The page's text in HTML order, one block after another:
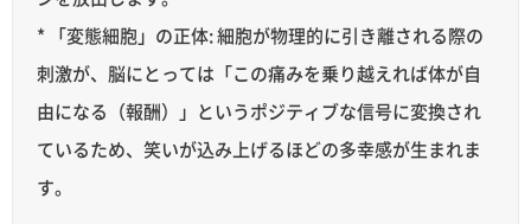
* 「変態細胞」の正体: 細胞が物理的に引き離される際の
刺激が、脳にとっては「この痛みを乗り越えれば体が自
由になる（報酬）」というポジティブな信号に変換され
ているため、笑いが込み上げるほどの多幸感が生まれま
す。